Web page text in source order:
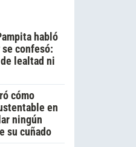
habló
confesó:
lealtad ni
cómo
en
ningún
su cuñado